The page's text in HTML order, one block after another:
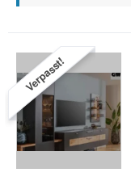
Verpasst!